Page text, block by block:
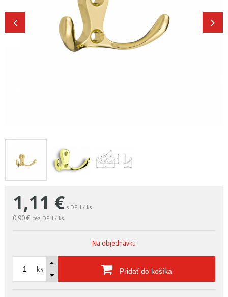
1,11 € s DPH / ks
0,90 € bez DPH / ks
Na objednávku
ks Pridať do košíka